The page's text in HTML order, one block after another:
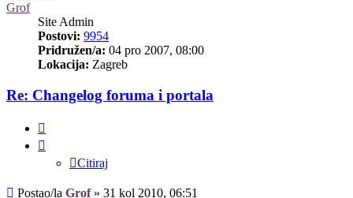
Grof
Site Admin
Postovi: 9954
Pridružen/a: 04 pro 2007, 08:00
Lokacija: Zagreb
Re: Changelog foruma i portala
Citiraj
Post
Postao/la Grof» 31 kol 2010, 06:51